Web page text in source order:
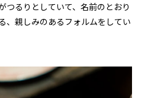
つるりとしていて、名前のとおり
、親しみのあるフォルムをしてい